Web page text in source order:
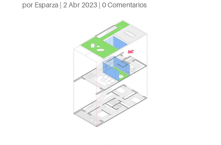
por Esparza| 2 Abr 2023| 0 Comentarios